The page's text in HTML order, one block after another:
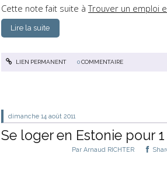
Cette note fait suite àTrouver un emploi
Lire la suite
LIEN PERMANENT 0COMMENTAIRE
dimanche 14 août 2011
Se loger en Estonie pour
Par Arnaud RICHTER